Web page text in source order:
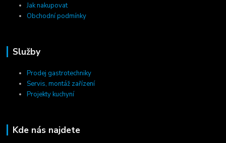
Jak nakupovat
Obchodní podmínky
Služby
Prodej gastrotechniky
Servis, montáž zařízení
Projekty kuchyní
Kde nás najdete